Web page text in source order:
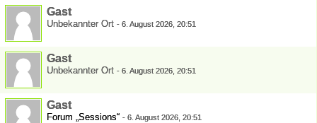
Gast
Unbekannter Ort - 6. August 2026, 20:51
Gast
Unbekannter Ort - 6. August 2026, 20:51
Gast
Forum „Sessions“ - 6. August 2026, 20:51